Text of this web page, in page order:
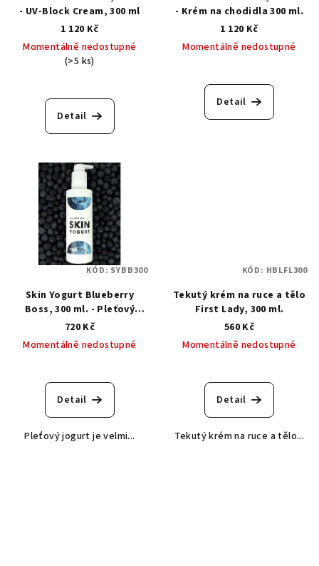
- UV-Block Cream, 300 ml
1 120 Kč
Momentálně nedostupné
(>5 ks)
Detail
- Krém na chodidla 300 ml.
1 120 Kč
Momentálně nedostupné
Detail
Skin Yogurt Blueberry
Boss, 300 ml. - Pleťový
jogurt borůvkový boss
720 Kč
Momentálně nedostupné
Detail
Pleťový jogurt je velmi...
KÓD: SYBB300
Tekutý krém na ruce a tělo
First Lady, 300 ml.
560 Kč
Momentálně nedostupné
Detail
Tekutý krém na ruce a tělo...
KÓD: HBLFL300